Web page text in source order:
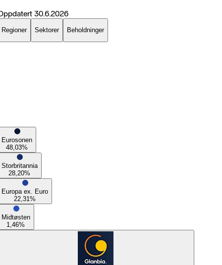
30.6.2026
Regioner Sektorer Beholdninger
Eurosonen
48,03%
Storbritannia
28,20%
Europa ex. Euro
22,31%
Midtøsten
1,46%